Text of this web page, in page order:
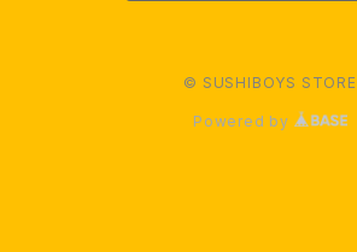
© SUSHIBOYS STORE
Powered by